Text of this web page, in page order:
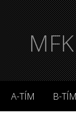
MFK
A-TÍM B-TÍM